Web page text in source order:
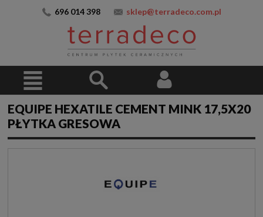
696 014 398 sklep@terradeco.com.pl
EQUIPE HEXATILE CEMENT MINK 17,5X20
PŁYTKA GRESOWA